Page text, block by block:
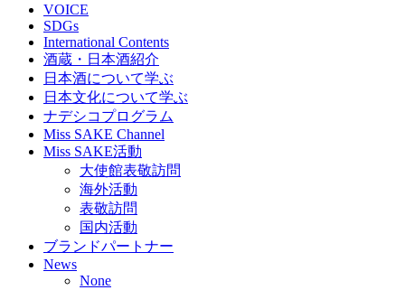
VOICE
SDGs
International Contents
酒蔵・日本酒紹介
日本酒について学ぶ
日本文化について学ぶ
ナデシコプログラム
Miss SAKE Channel
Miss SAKE活動
大使館表敬訪問
海外活動
表敬訪問
国内活動
ブランドパートナー
News
None